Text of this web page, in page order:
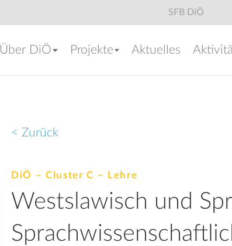
SFB DiÖ
Über DiÖ Projekte Aktuelles
< Zurück
DiÖ – Cluster C – Lehre
Westslawisch und